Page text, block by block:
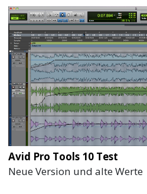
Avid Pro Tools 10 Test
Neue Version und alte Werte